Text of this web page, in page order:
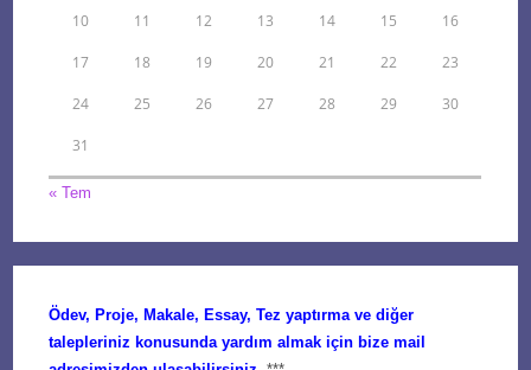
10 11 12 13 14 15 16
17 18 19 20 21 22 23
24 25 26 27 28 29 30
31
« Tem
Ödev, Proje, Makale, Essay, Tez yaptırma ve diğer
talepleriniz konusunda yardım almak için bize mail